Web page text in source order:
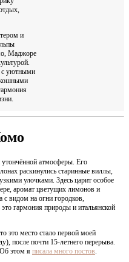
и
Маджоре
с уютными
атмосферы. Его
раскинулись старинные виллы,
улочками. Здесь царит особое
аромат цветущих лимонов и
с видом на огни городков,
гармония природы и итальянской
это место стало первой моей
после почти 15-летнего перерыва.
этом я писала много постов.